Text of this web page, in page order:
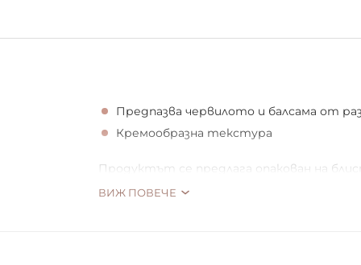
Предпазва червилото и балсама от
Кремообразна текстура
Продуктът се предлага опакован на
ВИЖ ПОВЕЧЕ